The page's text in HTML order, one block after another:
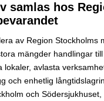
samlas hos
av Region Stockholms
mängder handlingar till
lokaler, avlasta
och enhetlig
och